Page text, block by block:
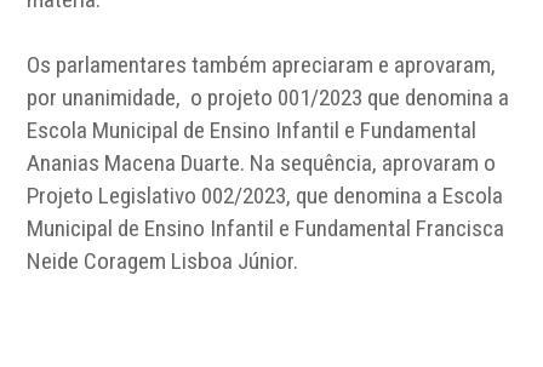
Os parlamentares também apreciaram e aprovaram,
por unanimidade, o projeto 001/2023 que denomina a
Escola Municipal de Ensino Infantil e Fundamental
Ananias Macena Duarte. Na sequência, aprovaram o
Projeto Legislativo 002/2023, que denomina a Escola
Municipal de Ensino Infantil e Fundamental Francisca
Neide Coragem Lisboa Júnior.